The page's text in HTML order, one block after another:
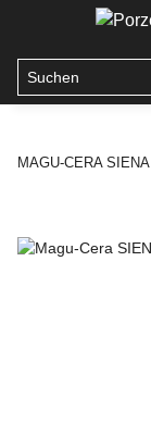
MAGU-CERA SIENA